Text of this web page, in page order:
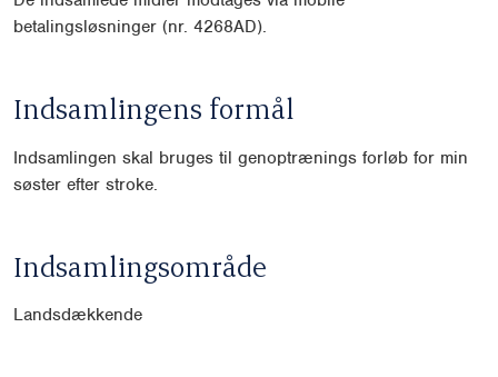
betalingsløsninger (nr. 4268AD).
Indsamlingens formål
Indsamlingen skal bruges til genoptrænings forløb for min
søster efter stroke.
Indsamlingsområde
Landsdækkende